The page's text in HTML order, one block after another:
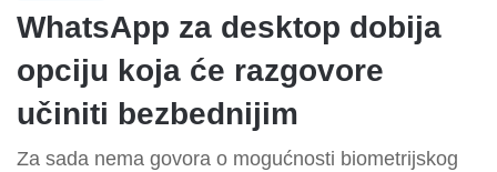
WhatsApp za desktop dobija
opciju koja će razgovore
učiniti bezbednijim
Za sada nema govora o mogućnosti biometrijskog